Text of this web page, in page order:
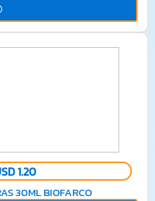
1.20
30ML BIOFARCO